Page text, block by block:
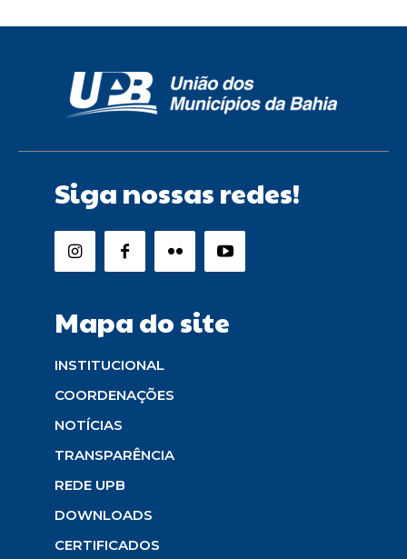
Siga nossas redes!
Mapa do site
INSTITUCIONAL
COORDENAÇÕES
NOTÍCIAS
TRANSPARÊNCIA
REDE UPB
DOWNLOADS
CERTIFICADOS